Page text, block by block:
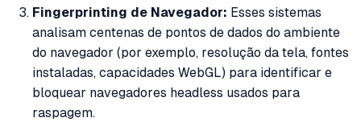
Fingerprinting de Navegador: Esses sistemas
analisam centenas de pontos de dados do ambiente
do navegador (por exemplo, resolução da tela, fontes
instaladas, capacidades WebGL) para identificar e
bloquear navegadores headless usados para
raspagem.